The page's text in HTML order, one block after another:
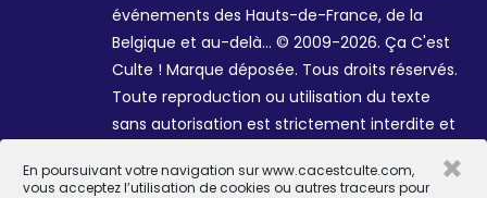
En poursuivant votre navigation sur www.cacestculte.com,
vous acceptez l’utilisation de cookies ou autres traceurs pour
×
événements des Hauts-de-France, de la
Belgique et au-delà... © 2009-2026. Ça C'est
Culte ! Marque déposée. Tous droits réservés.
Toute reproduction ou utilisation du texte
sans autorisation est strictement interdite et
Sophie R. et Céline Galant.